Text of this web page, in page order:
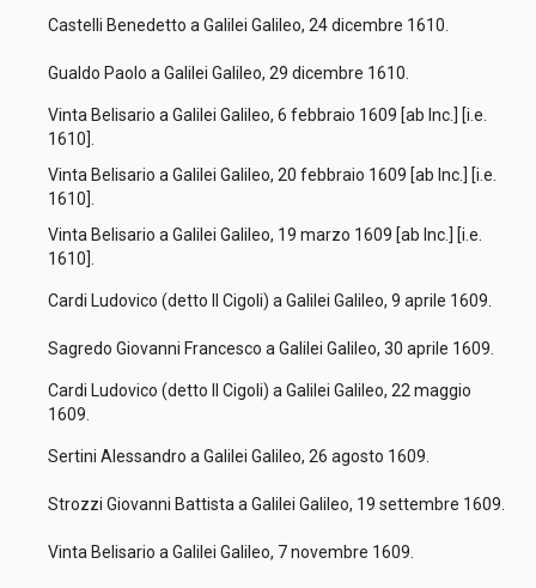
Castelli Benedetto a Galilei Galileo, 24 dicembre 1610.
Gualdo Paolo a Galilei Galileo, 29 dicembre 1610.
Vinta Belisario a Galilei Galileo, 6 febbraio 1609 [ab Inc.] [i.e.
1610].
Vinta Belisario a Galilei Galileo, 20 febbraio 1609 [ab Inc.] [i.e.
1610].
Vinta Belisario a Galilei Galileo, 19 marzo 1609 [ab Inc.] [i.e.
1610].
Cardi Ludovico (detto Il Cigoli) a Galilei Galileo, 9 aprile 1609.
Sagredo Giovanni Francesco a Galilei Galileo, 30 aprile 1609.
Cardi Ludovico (detto Il Cigoli) a Galilei Galileo, 22 maggio
1609.
Sertini Alessandro a Galilei Galileo, 26 agosto 1609.
Strozzi Giovanni Battista a Galilei Galileo, 19 settembre 1609.
Vinta Belisario a Galilei Galileo, 7 novembre 1609.